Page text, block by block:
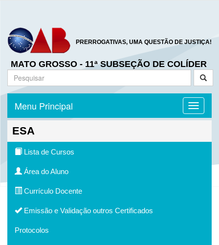
PRERROGATIVAS, UMA QUESTÃO DE JUSTIÇA!
MATO GROSSO - 11ª SUBSEÇÃO DE COLÍDER
Toggle
Menu Principal
ESA
Lista de Cursos
Área do Aluno
Currículo Docente
Emissão e Validação outros Certificados
Protocolos